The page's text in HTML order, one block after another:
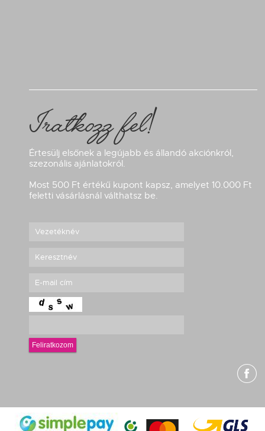
Iratkozz fel!
Értesülj elsőnek a legújabb és állandó akciónkról,
szezonális ajánlatokról.
Most 500 Ft értékű kupont kapsz, amelyet 10.000 Ft
feletti vásárlásnál válthatsz be.
Feliratkozom
g